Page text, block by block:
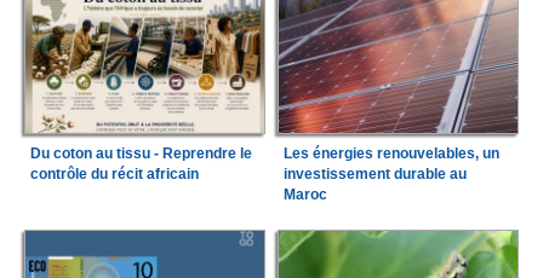
Du coton au tissu - Reprendre le
contrôle du récit africain
Les énergies renouvelables, un
investissement durable au
Maroc